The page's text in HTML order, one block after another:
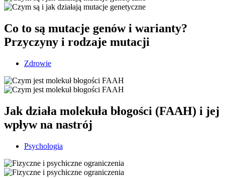
Co to są mutacje genów i warianty?
Przyczyny i rodzaje mutacji
Zdrowie
Jak działa molekuła błogości (FAAH) i jej
wpływ na nastrój
Psychologia